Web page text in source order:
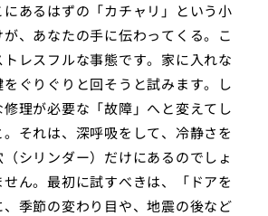
あるはずの「カチャリ」という小
、あなたの手に伝わってくる。こ
レスフルな事態です。家に入れな
ぐりぐりと回そうと試みます。し
理が必要な「故障」へと変えてし
それは、深呼吸をして、冷静さを
シリンダー）だけにあるのでしょ
ん。最初に試すべきは、「ドアを
季節の変わり目や、地震の後など